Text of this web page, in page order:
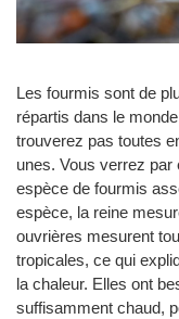
Les fourmis sont de
répartis dans le
trouverez pas toutes
unes. Vous verrez par
espèce de fourmis
espèce, la reine
ouvrières mesurent
tropicales, ce qui
la chaleur. Elles ont
suffisamment chaud,